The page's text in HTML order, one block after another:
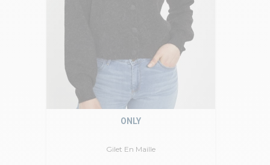
Gilet En Maille
ONLY